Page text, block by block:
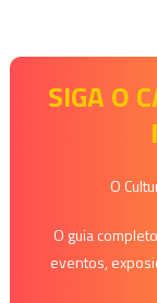
SIGA O
O
O guia
eventos,